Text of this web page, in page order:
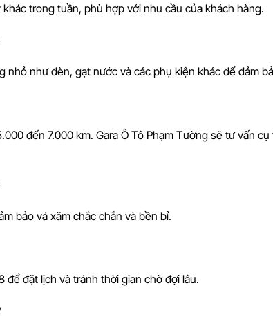
trong tuần, phù hợp với nhu cầu của khách hàng.
nhỏ như đèn, gạt nước và các phụ kiện khác để đảm
đến 7.000 km. Gara Ô Tô Phạm Tường sẽ tư vấn
bảo vá xăm chắc chắn và bền bỉ.
đặt lịch và tránh thời gian chờ đợi lâu.